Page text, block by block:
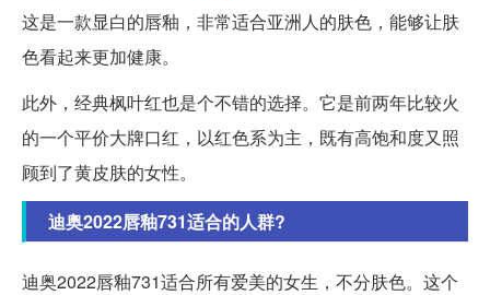
这是一款显白的唇釉，非常适合亚洲人的肤色，能够让肤
色看起来更加健康。
此外，经典枫叶红也是个不错的选择。它是前两年比较火
的一个平价大牌口红，以红色系为主，既有高饱和度又照
顾到了黄皮肤的女性。
迪奥2022唇釉731适合的人群?
迪奥2022唇釉731适合所有爱美的女生，不分肤色。这个